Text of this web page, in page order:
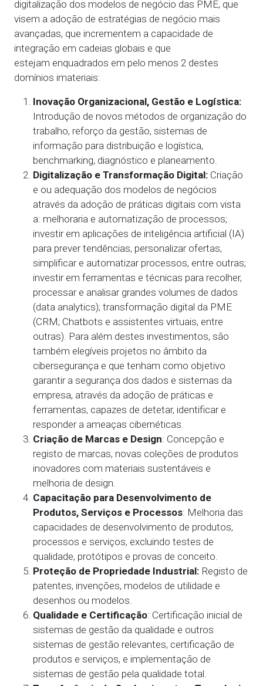
digitalização dos modelos de negócio das PME, que
visem a adoção de estratégias de negócio mais
avançadas, que incrementem a capacidade de
integração em cadeias globais e que
estejam enquadrados em pelo menos 2 destes
domínios imateriais:
Inovação Organizacional, Gestão e Logística:
Introdução de novos métodos de organização do
trabalho, reforço da gestão, sistemas de
informação para distribuição e logística,
benchmarking, diagnóstico e planeamento.
Digitalização e Transformação Digital:Criação
e ou adequação dos modelos de negócios
através da adoção de práticas digitais com vista
a: melhoraria e automatização de processos;
investir em aplicações de inteligência artificial (IA)
para prever tendências, personalizar ofertas,
simplificar e automatizar processos, entre outras;
investir em ferramentas e técnicas para recolher,
processar e analisar grandes volumes de dados
(data analytics); transformação digital da PME
(CRM; Chatbots e assistentes virtuais, entre
outras). Para além destes investimentos, são
também elegíveis projetos no âmbito da
cibersegurança e que tenham como objetivo
garantir a segurança dos dados e sistemas da
empresa, através da adoção de práticas e
ferramentas, capazes de detetar, identificar e
responder a ameaças cibernéticas.
Criação de Marcas e Design: Concepção e
registo de marcas, novas coleções de produtos
inovadores com materiais sustentáveis e
melhoria de design.
Capacitação para Desenvolvimento de
Produtos, Serviços e Processos: Melhoria das
capacidades de desenvolvimento de produtos,
processos e serviços, excluindo testes de
qualidade, protótipos e provas de conceito.
Proteção de Propriedade Industrial:Registo de
patentes, invenções, modelos de utilidade e
desenhos ou modelos.
Qualidade e Certificação: Certificação inicial de
sistemas de gestão da qualidade e outros
sistemas de gestão relevantes, certificação de
produtos e serviços, e implementação de
sistemas de gestão pela qualidade total.